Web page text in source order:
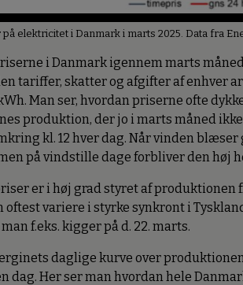
på elektricitet i Danmark i marts 2025. Data fra
i Danmark igennem marts
tariffer, skatter og afgifter af enhver
Man ser, hvordan priserne ofte
produktion, der jo i marts måned
kl. 12 hver dag. Når vinden
på vindstille dage forbliver den høj
er i høj grad styret af produktionen
oftest variere i styrke synkront i
f.eks. kigger på d. 22. marts.
daglige kurve over
dag. Her ser man hvordan hele